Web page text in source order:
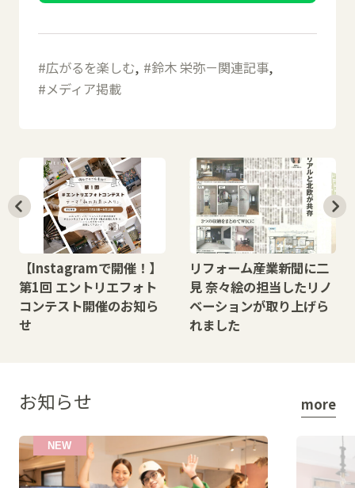
広がるを楽しむ
鈴木 栄弥－関連記事
メディア掲載
【Instagramで開催！】
第1回 エントリエフォト
コンテスト開催のお知ら
せ
リフォーム産業新聞に二
見 奈々絵の担当したリノ
ベーションが取り上げら
れました
お知らせ more